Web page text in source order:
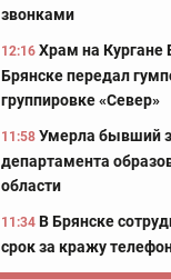
звонками
12:16 Храм на Кургане
Брянске передал
группировке «Север»
11:58 Умерла бывший
департамента
области
11:34 В Брянске
срок за кражу